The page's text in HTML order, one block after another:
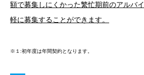
額で募集しにくかった繁忙期前のアルバ
軽に募集することができます。
※１:初年度は年間契約となります。